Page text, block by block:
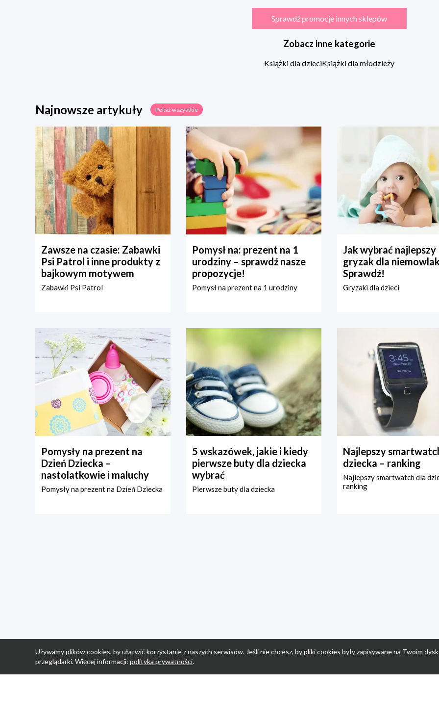
Sprawdź promocje innych sklepów
Zobacz inne kategorie
Książki dla dzieciKsiążki dla młodzieży
Najnowsze artykuły Pokaż wszystkie
Zawsze na czasie: Zabawki
Psi Patrol i inne produkty z
bajkowym motywem
Zabawki Psi Patrol
Pomysł na: prezent na 1
urodziny – sprawdź nasze
propozycje!
Pomysł na prezent na 1 urodziny
Jak wybrać najlepszy
gryzak dla
Sprawdź!
Gryzaki dla dzieci
Pomysły na prezent na
Dzień Dziecka –
nastolatkowie i maluchy
Pomysły na prezent na Dzień Dziecka
5 wskazówek, jakie i kiedy
pierwsze buty dla dziecka
wybrać
Pierwsze buty dla dziecka
Najlepszy
dziecka – ranking
Najlepszy smartwatch dla
ranking
Używamy plików cookies, by ułatwić korzystanie z naszych serwisów. Jeśli nie chcesz, by pliki cookies były zapisywane na Twoim
przeglądarki. Więcej informacji: polityka prywatności.